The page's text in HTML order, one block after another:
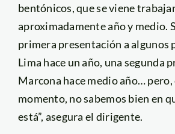
bentónicos, que se viene
aproximadamente año y medio.
primera presentación a algunos
Lima hace un año, una segunda
Marcona hace medio año… pero,
momento, no sabemos bien en
está”, asegura el dirigente.